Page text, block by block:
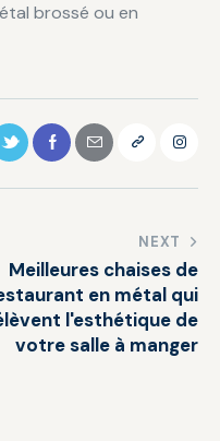
brossé ou en
NEXT
Meilleures chaises de
en métal qui
l'esthétique de
votre salle à manger